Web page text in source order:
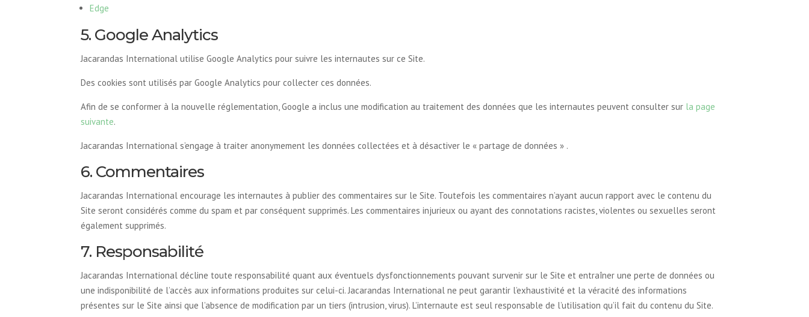
Edge
5. Google Analytics
Jacarandas International utilise Google Analytics pour suivre les internautes sur ce Site.
Des cookies sont utilisés par Google Analytics pour collecter ces données.
Afin de se conformer à la nouvelle réglementation, Google a inclus une modification au traitement des données que les internautes peuvent consulter sur la page
suivante.
Jacarandas International s’engage à traiter anonymement les données collectées et à désactiver le « partage de données » .
6. Commentaires
Jacarandas International encourage les internautes à publier des commentaires sur le Site. Toutefois les commentaires n’ayant aucun rapport avec le contenu du
Site seront considérés comme du spam et par conséquent supprimés. Les commentaires injurieux ou ayant des connotations racistes, violentes ou sexuelles seront
également supprimés.
7. Responsabilité
Jacarandas International décline toute responsabilité quant aux éventuels dysfonctionnements pouvant survenir sur le Site et entraîner une perte de données ou
une indisponibilité de l’accès aux informations produites sur celui-ci. Jacarandas International ne peut garantir l’exhaustivité et la véracité des informations
présentes sur le Site ainsi que l’absence de modification par un tiers (intrusion, virus). L’internaute est seul responsable de l’utilisation qu’il fait du contenu du Site.